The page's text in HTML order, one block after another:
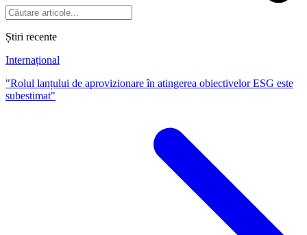
Știri recente
Internațional
"Rolul lanțului de aprovizionare în atingerea obiectivelor ESG este
subestimat"